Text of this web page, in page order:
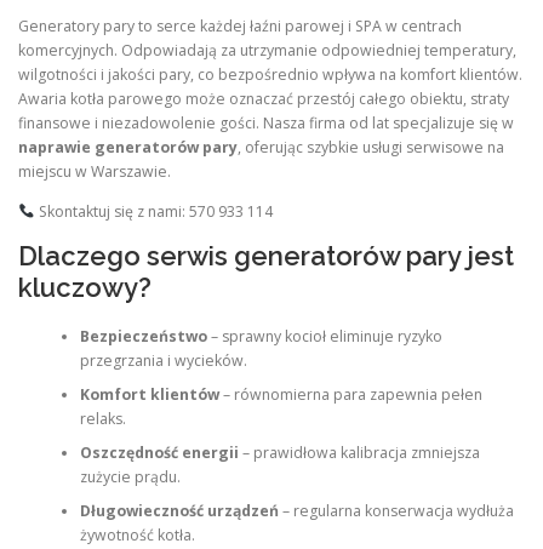
Generatory pary to serce każdej łaźni parowej i SPA w centrach
komercyjnych. Odpowiadają za utrzymanie odpowiedniej temperatury,
wilgotności i jakości pary, co bezpośrednio wpływa na komfort klientów.
Awaria kotła parowego może oznaczać przestój całego obiektu, straty
finansowe i niezadowolenie gości. Nasza firma od lat specjalizuje się w
naprawie generatorów pary, oferując szybkie usługi serwisowe na
miejscu w Warszawie.
Skontaktuj się z nami: 570 933 114
Dlaczego serwis generatorów pary jest
kluczowy?
Bezpieczeństwo– sprawny kocioł eliminuje ryzyko
przegrzania i wycieków.
Komfort klientów– równomierna para zapewnia pełen
relaks.
Oszczędność energii – prawidłowa kalibracja zmniejsza
zużycie prądu.
Długowieczność urządzeń – regularna konserwacja wydłuża
żywotność kotła.